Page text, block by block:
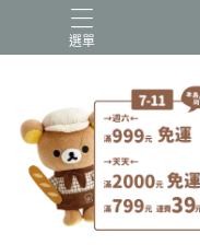
選單
史努比歐拉夫 吉伊卡哇
迪士尼-玩具總動員